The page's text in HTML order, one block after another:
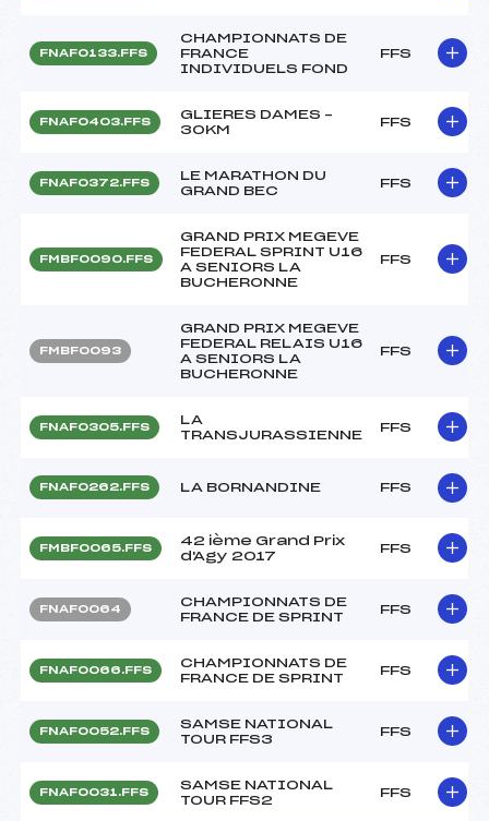
FNAF0133.FFS
CHAMPIONNATS DE
FRANCE
INDIVIDUELS FOND
FFS
FNAF0403.FFS
GLIERES DAMES –
30KM
FFS
FNAF0372.FFS
LE MARATHON DU
GRAND BEC
FFS
FMBF0090.FFS
GRAND PRIX MEGEVE
FEDERAL SPRINT U16
A SENIORS LA
BUCHERONNE
FFS
FMBF0093
GRAND PRIX MEGEVE
FEDERAL RELAIS U16
A SENIORS LA
BUCHERONNE
FFS
FNAF0305.FFS
LA
TRANSJURASSIENNE
FFS
FNAF0262.FFS LA BORNANDINE FFS
FMBF0065.FFS
42 ième Grand Prix
d'Agy 2017
FFS
FNAF0064
CHAMPIONNATS DE
FRANCE DE SPRINT
FFS
FNAF0066.FFS
CHAMPIONNATS DE
FRANCE DE SPRINT
FFS
FNAF0052.FFS
SAMSE NATIONAL
TOUR FFS3
FFS
FNAF0031.FFS
SAMSE NATIONAL
TOUR FFS2
FFS